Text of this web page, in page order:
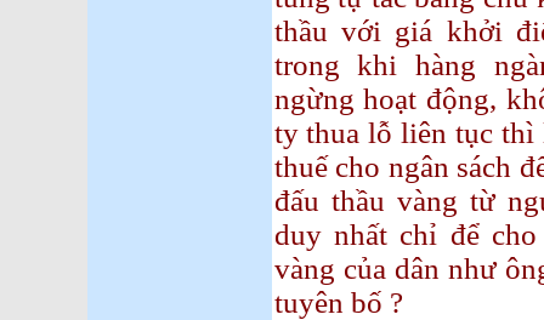
thầu với giá khởi
trong khi hàng
ngừng hoạt động,
ty thua lỗ liên tục thì
thuế cho ngân sách
đấu thầu vàng từ
duy nhất chỉ để
vàng của dân như
tuyên bố ?